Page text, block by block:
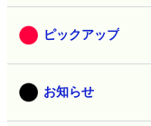
ピックアップ
お知らせ